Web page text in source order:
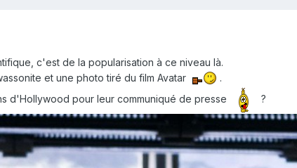
c'est de la popularisation à ce niveau là.
et une photo tiré du film Avatar
.
d'Hollywood pour leur communiqué de presse
?